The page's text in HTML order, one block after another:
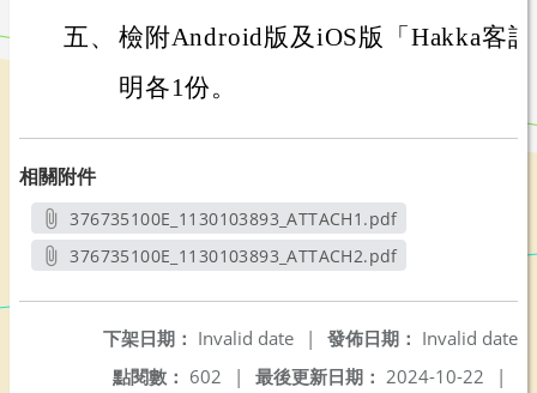
五、 檢附Android版及iOS版「Hakka客
明各1份。
相關附件
376735100E_1130103893_ATTACH1.pdf
另開新視窗
376735100E_1130103893_ATTACH2.pdf
發佈日期： Invalid date
下架日期： Invalid date
|
最後更新日期： 2024-10-22 |
點閱數： 602 |